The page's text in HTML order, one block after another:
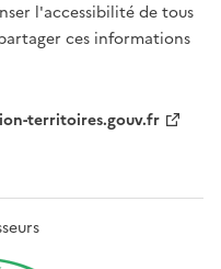
l'accessibilité de tous
ces informations
territoires.gouv.fr